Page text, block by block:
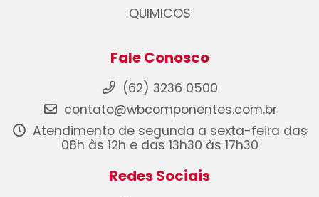
QUIMICOS
Fale Conosco
(62) 3236 0500
contato@wbcomponentes.com.br
Atendimento de segunda a sexta-feira das
08h às 12h e das 13h30 às 17h30
Redes Sociais